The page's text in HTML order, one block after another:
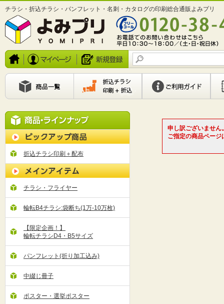
チラシ・折込チラシ・パンフレット・名刺・カタログの印刷総合通販よみプリ
申し訳ございません
ご指定の商品ペー
折込チラシ印刷＋配布
チラシ・フライヤー
輪転B4チラシ:袋断ち(1万-10万枚)
【限定企画！】
輪転チラシD4・B5サイズ
パンフレット(折り加工込み)
中綴じ冊子
ポスター・選挙ポスター